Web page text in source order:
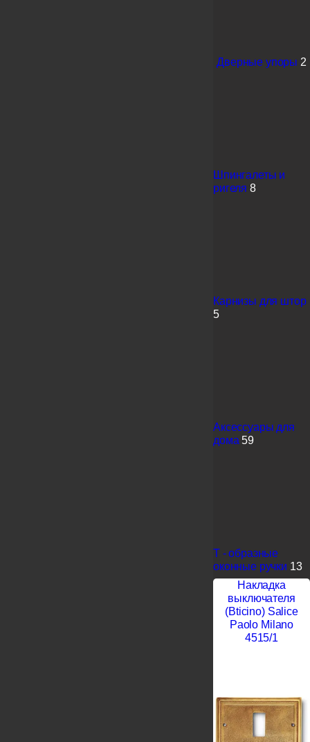
Дверные упоры 2
Шпингалеты и
ригеля 8
Карнизы для штор
5
Аксессуары для
дома 59
Т - образные
оконные ручки 13
Накладка
выключателя
(Bticino) Salice
Paolo Milano
4515/1